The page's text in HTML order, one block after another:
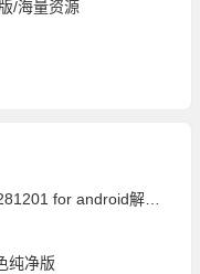
/海量资源
for android解锁vip版
纯净版